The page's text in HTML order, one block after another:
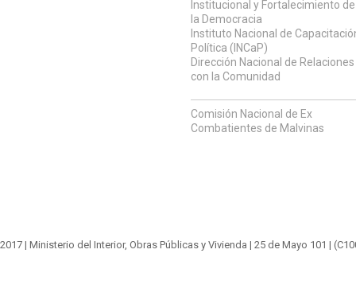
Institucional y Fortalecimiento de
la Democracia
Instituto Nacional de
Política (INCaP)
Dirección Nacional de Relaciones
con la Comunidad
Comisión Nacional de Ex
Combatientes de Malvinas
2017 | Ministerio del Interior, Obras Públicas y Vivienda | 25 de Mayo 101 |